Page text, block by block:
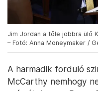
Jim Jordan a tőle jobbra ülő
– Fotó: Anna Moneymaker /
A harmadik forduló
McCarthy nemhogy